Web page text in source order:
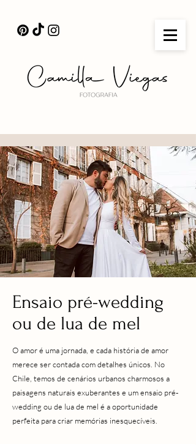
Ensaio pré-wedding
ou de lua de mel
O amor é uma jornada, e cada história de amor
merece ser contada com detalhes únicos. No
Chile, temos de cenários urbanos charmosos a
paisagens naturais exuberantes e um ensaio pré-
wedding ou de lua de mel é a oportunidade
perfeita para criar memórias inesquecíveis.